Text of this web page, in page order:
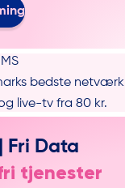
bedste netværk
live-tv fra 80 kr.
Fri Data
tjenester